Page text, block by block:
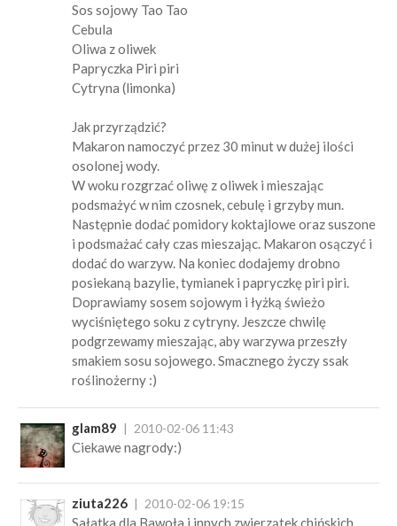
Sos sojowy Tao Tao
Cebula
Oliwa z oliwek
Papryczka Piri piri
Cytryna (limonka)
Jak przyrządzić?
Makaron namoczyć przez 30 minut w dużej ilości
osolonej wody.
W woku rozgrzać oliwę z oliwek i mieszając
podsmażyć w nim czosnek, cebulę i grzyby mun.
Następnie dodać pomidory koktajlowe oraz suszone
i podsmażać cały czas mieszając. Makaron osączyć i
dodać do warzyw. Na koniec dodajemy drobno
posiekaną bazylie, tymianek i papryczkę piri piri.
Doprawiamy sosem sojowym i łyżką świeżo
wyciśniętego soku z cytryny. Jeszcze chwilę
podgrzewamy mieszając, aby warzywa przeszły
smakiem sosu sojowego. Smacznego życzy ssak
roślinożerny :)
glam89 2010-02-06 11:43
Ciekawe nagrody:)
ziuta226 2010-02-06 19:15
Sałatka dla Bawoła i innych zwierzątek chińskich.